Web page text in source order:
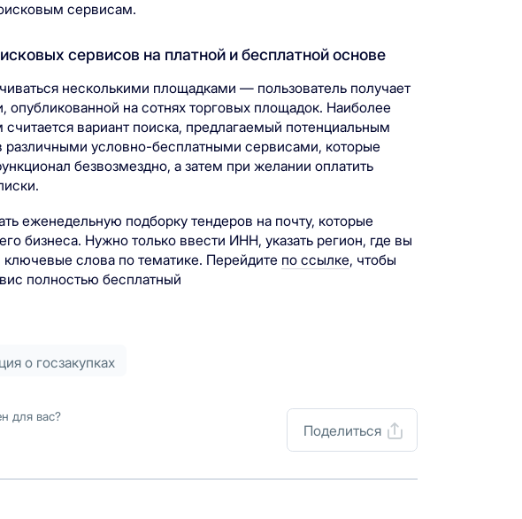
сервисам.
сервисов на платной и бесплатной основе
несколькими площадками — пользователь получает
опубликованной на сотнях торговых площадок. Наиболее
вариант поиска, предлагаемый потенциальным
различными условно-бесплатными сервисами, которые
безвозмездно, а затем при желании оплатить
еженедельную подборку тендеров на почту, которые
бизнеса. Нужно только ввести ИНН, указать регион, где вы
ключевые слова по тематике. Перейдите по ссылке, чтобы
полностью бесплатный
о госзакупках
для вас?
Поделиться